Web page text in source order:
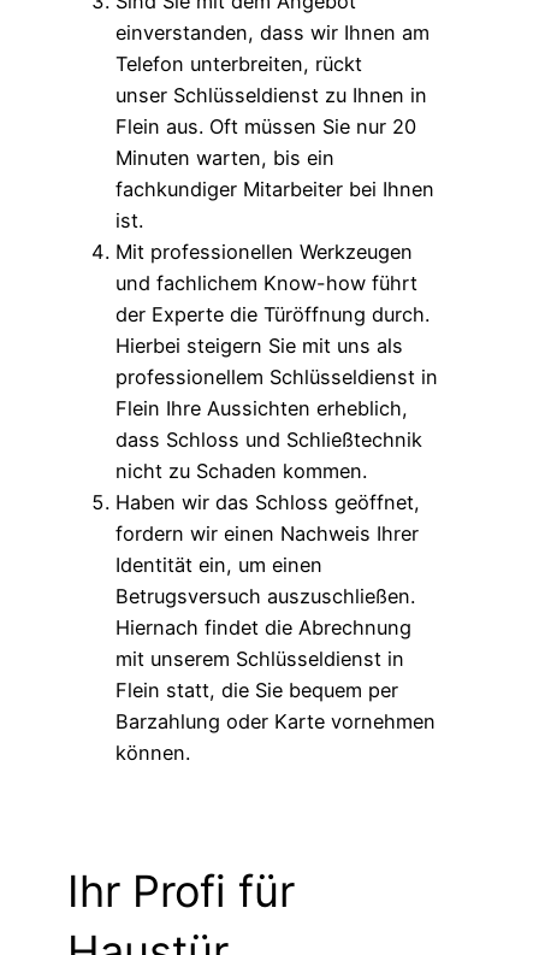
einverstanden, dass wir Ihnen am
Telefon unterbreiten, rückt
unser Schlüsseldienst zu Ihnen in
Flein aus. Oft müssen Sie nur 20
Minuten warten, bis ein
fachkundiger Mitarbeiter bei Ihnen
ist.
Mit professionellen Werkzeugen
und fachlichem Know-how führt
der Experte die Türöffnung durch.
Hierbei steigern Sie mit uns als
professionellem Schlüsseldienst in
Flein Ihre Aussichten erheblich,
dass Schloss und Schließtechnik
nicht zu Schaden kommen.
Haben wir das Schloss geöffnet,
fordern wir einen Nachweis Ihrer
Identität ein, um einen
Betrugsversuch auszuschließen.
Hiernach findet die Abrechnung
mit unserem Schlüsseldienst in
Flein statt, die Sie bequem per
Barzahlung oder Karte vornehmen
können.
Ihr Profi für